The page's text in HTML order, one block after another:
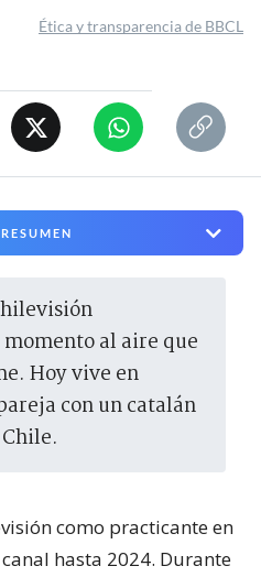
Ética y transparencia de BBCL
al aire que
Hoy vive en
con un catalán
como practicante en
hasta 2024. Durante